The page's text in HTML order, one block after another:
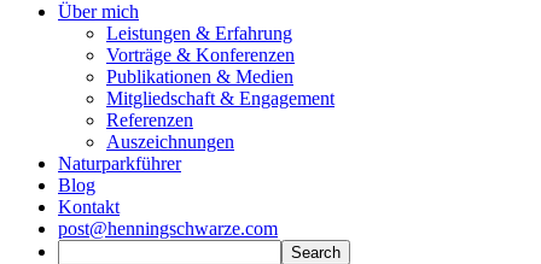
Über mich
Leistungen & Erfahrung
Vorträge & Konferenzen
Publikationen & Medien
Mitgliedschaft & Engagement
Referenzen
Auszeichnungen
Naturparkführer
Blog
Kontakt
post@henningschwarze.com